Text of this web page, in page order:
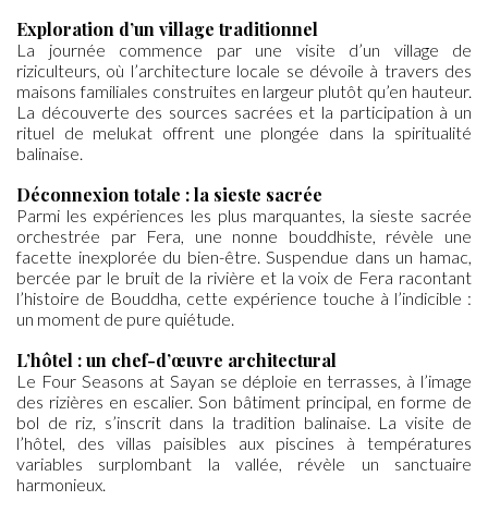
Exploration d’un village traditionnel
La journée commence par une visite d’un village de
riziculteurs, où l’architecture locale se dévoile à travers des
maisons familiales construites en largeur plutôt qu’en hauteur.
La découverte des sources sacrées et la participation à un
rituel de melukat offrent une plongée dans la spiritualité
balinaise.
Déconnexion totale : la sieste sacrée
Parmi les expériences les plus marquantes, la sieste sacrée
orchestrée par Fera, une nonne bouddhiste, révèle une
facette inexplorée du bien-être. Suspendue dans un hamac,
bercée par le bruit de la rivière et la voix de Fera racontant
l’histoire de Bouddha, cette expérience touche à l’indicible :
un moment de pure quiétude.
L’hôtel : un chef-d’œuvre architectural
Le Four Seasons at Sayan se déploie en terrasses, à l’image
des rizières en escalier. Son bâtiment principal, en forme de
bol de riz, s’inscrit dans la tradition balinaise. La visite de
l’hôtel, des villas paisibles aux piscines à températures
variables surplombant la vallée, révèle un sanctuaire
harmonieux.